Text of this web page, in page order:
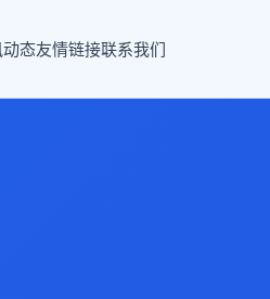
态友情链接联系我们